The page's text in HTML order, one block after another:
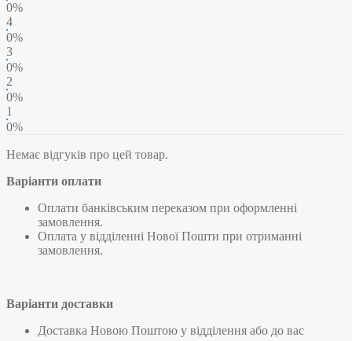
0%
4
0%
3
0%
2
0%
1
0%
Немає відгуків про цей товар.
Варіанти оплати
Оплати банківським переказом при оформленні
замовлення.
Оплата у відділенні Нової Пошти при отриманні
замовлення.
Варіанти доставки
Доставка Новою Поштою у відділення або до вас